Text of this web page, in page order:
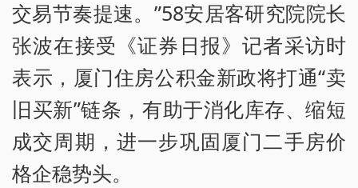
交易节奏提速。”58安居客研究院院长
张波在接受《证券日报》记者采访时
表示，厦门住房公积金新政将打通“卖
旧买新”链条，有助于消化库存、缩短
成交周期，进一步巩固厦门二手房价
格企稳势头。